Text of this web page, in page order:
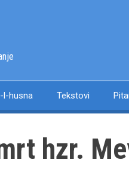
l-husna Tekstovi
hzr.